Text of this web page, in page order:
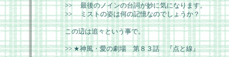
>> 最後のノインの台詞が妙に気になります。
>> ミストの姿は何の記憶なのでしょうか？
この辺は追々という事で。
>> ★神風・愛の劇場 第８３話 『点と線』